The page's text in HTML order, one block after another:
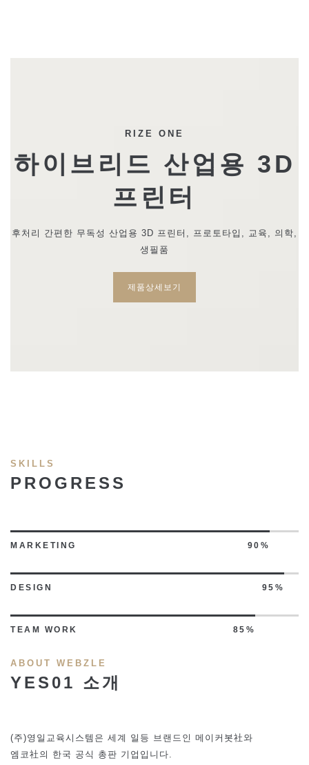
RIZE ONE
하이브리드 산업용 3D
프린터
후처리 간편한 무독성 산업용 3D 프린터, 프로토타입, 교육, 의학,
생필품
제품상세보기
SKILLS
PROGRESS
MARKETING 90%
DESIGN 95%
TEAM WORK 85%
ABOUT WEBZLE
YES01 소개
(주)영일교육시스템은 세계 일등 브랜드인 메이커봇社와
엠코社의 한국 공식 총판 기업입니다.